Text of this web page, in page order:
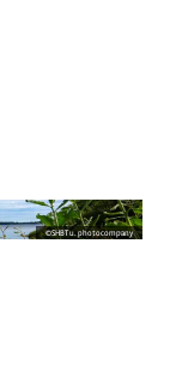
©SHBT u. photocompany